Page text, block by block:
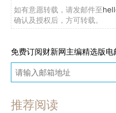
如有意愿转载，请发邮件至
确认及授权后，方可转载。
免费订阅财新网主编精选版电
推荐阅读